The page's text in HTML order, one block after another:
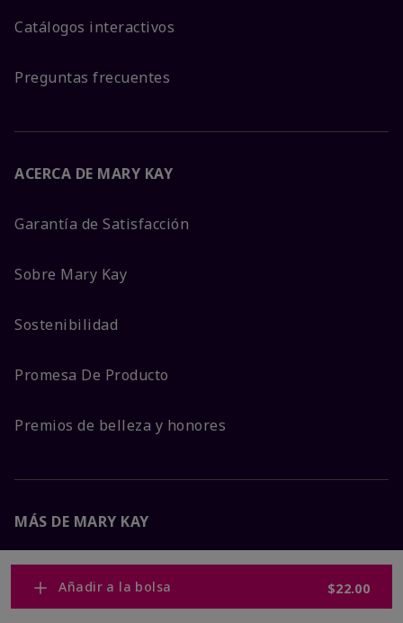
Añadir a la bolsa $22.00
Catálogos interactivos
Preguntas frecuentes
ACERCA DE MARY KAY
Garantía de Satisfacción
Sobre Mary Kay
Sostenibilidad
Promesa De Producto
Premios de belleza y honores
MÁS DE MARY KAY